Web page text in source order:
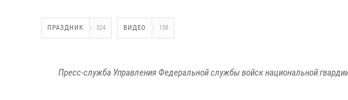
ПРАЗДНИК 324 ВИДЕО 138
Пресс-служба Управления Федеральной службы войск национальной